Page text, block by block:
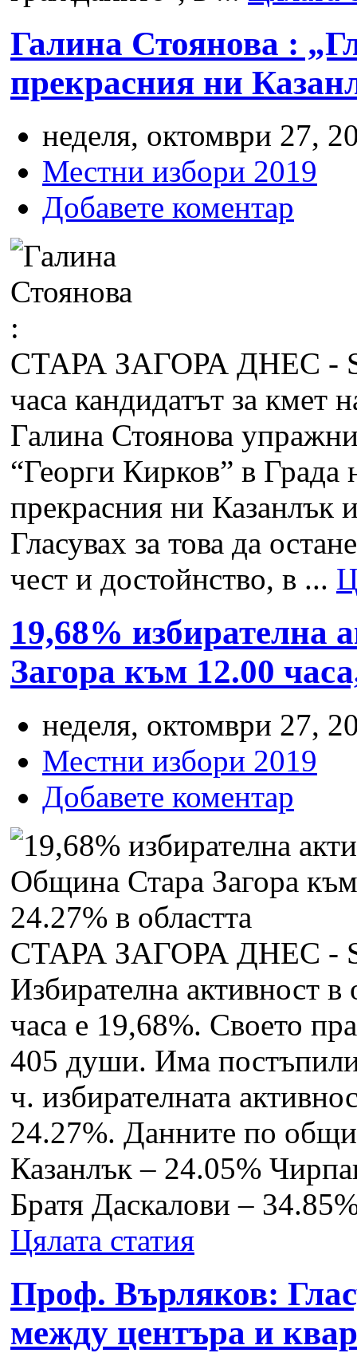
Галина Стоянова :
прекрасния ни
неделя, октомври 27,
Местни избори 2019
Добавете коментар
СТАРА ЗАГОРА ДНЕС -
часа кандидатът за
Галина Стоянова
“Георги Кирков” в Града
прекрасния ни Казанлък
Гласувах за това да
чест и достойнство, в ...
19,68% избирателна
Загора към 12.00
неделя, октомври 27,
Местни избори 2019
Добавете коментар
СТАРА ЗАГОРА ДНЕС -
Избирателна активност
часа е 19,68%. Своето
405 души. Има
ч. избирателната
24.27%. Данните по
Казанлък – 24.05%
Братя Даскалови –
Цялата статия
Проф. Върляков:
между центъра и